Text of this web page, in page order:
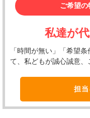
ご希望の
私達が
「時間が無い」「希望
て、私どもが誠心誠意、
担